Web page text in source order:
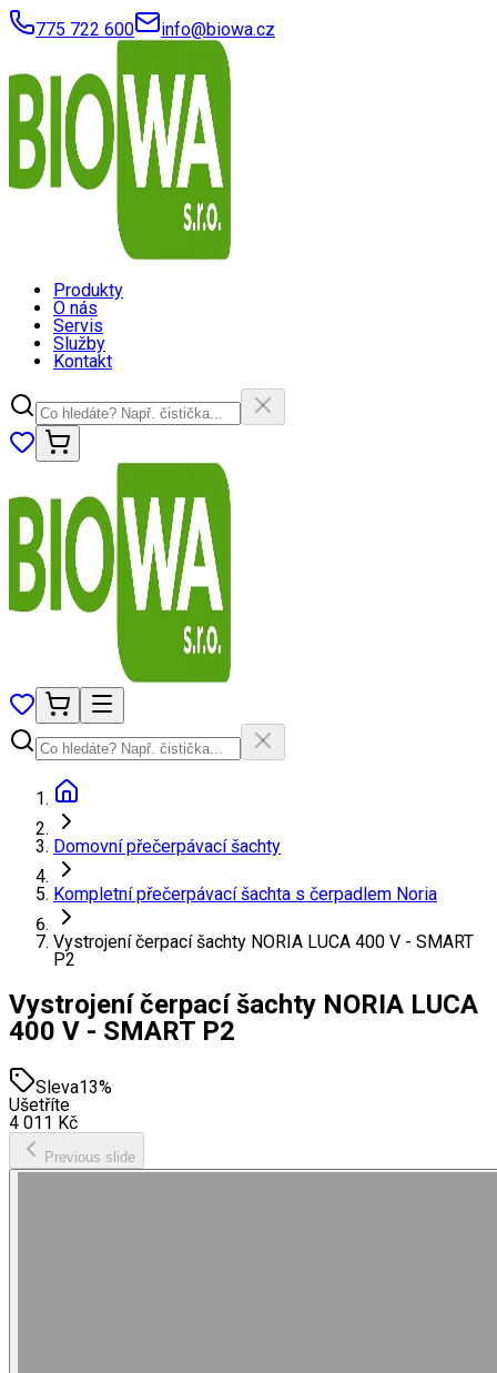
775 722 600 info@biowa.cz
Produkty
O nás
Servis
Služby
Kontakt
Domovní přečerpávací šachty
Kompletní přečerpávací šachta s čerpadlem Noria
Vystrojení čerpací šachty NORIA LUCA 400 V - SMART
P2
Vystrojení čerpací šachty NORIA LUCA
400 V - SMART P2
Sleva13%
Ušetříte
4 011 Kč
Previous slide